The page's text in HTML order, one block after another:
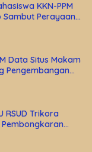
KKN-PPM
Sambut Perayaan
Data Situs Makam
Pengembangan
RSUD Trikora